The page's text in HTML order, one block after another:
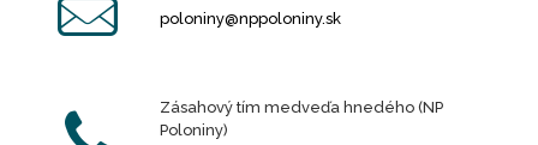
poloniny@nppoloniny.sk
Zásahový tím medveďa hnedého (NP
Poloniny)